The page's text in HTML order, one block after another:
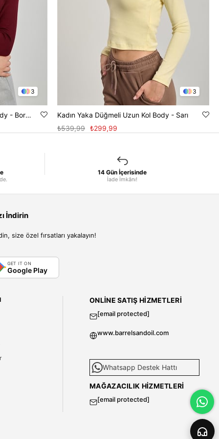
3
Kadın Kruvaze Yaka Uzun Kol Body - Bordo
3
Kadın Yaka Düğmeli Uzun Kol Body - Sarı
₺299,99
₺539,99
14 Gün İçerisinde
İade İmkânı!
İndirin
size özel fırsatları yakalayın!
GET IT ON
Google Play
ONLINE SATIŞ HIZMETLERI
[email protected]
www.barrelsandoil.com
Whatsapp Destek Hattı
MAĞAZACILIK HIZMETLERI
[email protected]